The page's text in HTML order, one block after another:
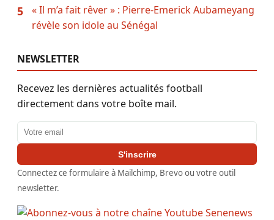
5
« Il m’a fait rêver » : Pierre-Emerick Aubameyang
révèle son idole au Sénégal
NEWSLETTER
Recevez les dernières actualités football
directement dans votre boîte mail.
Adresse email
S'inscrire
Connectez ce formulaire à Mailchimp, Brevo ou votre outil
newsletter.